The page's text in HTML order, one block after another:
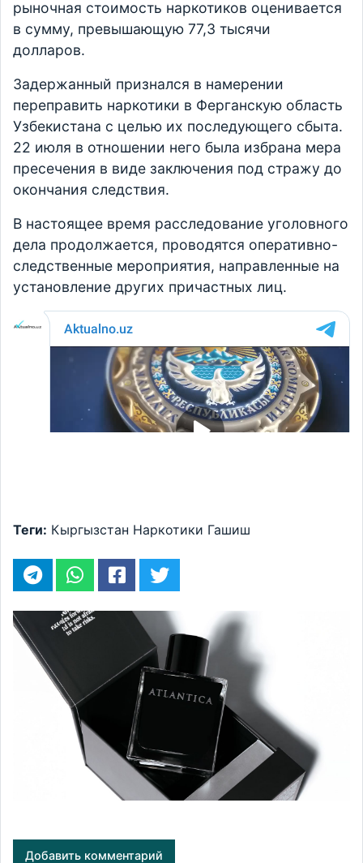
рыночная стоимость наркотиков оценивается
в сумму, превышающую 77,3 тысячи
долларов.
Задержанный признался в намерении
переправить наркотики в Ферганскую область
Узбекистана с целью их последующего сбыта.
22 июля в отношении него была избрана мера
пресечения в виде заключения под стражу до
окончания следствия.
В настоящее время расследование уголовного
дела продолжается, проводятся оперативно-
следственные мероприятия, направленные на
установление других причастных лиц.
Теги: Кыргызстан Наркотики Гашиш
Добавить комментарий